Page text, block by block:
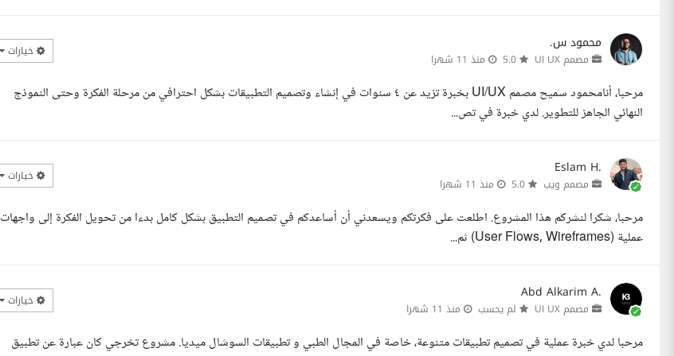
محمود س.
مصمم UI UX منذ 11 شهرا خيارات
مرحبا، أنامحمود سميح مصمم UI/UX بخبرة تزيد عن ٤ سنوات في إنشاء وتصميم التطبيقات بشكل احترافي من مرحلة الفكرة وحتى النموذج
النهائي الجاهز للتطوير. لدي خبرة في تص...
Eslam H.
مصمم ويب منذ 11 شهرا خيارات
مرحبا، شكرا لنشركم هذا المشروع. اطلعت على فكرتكم ويسعدني أن أساعدكم في تصميم التطبيق بشكل كامل بدءا من تحويل الفكرة إلى واجهات
عملية (User Flows, Wireframes) ثم...
Abd Alkarim A.
مصمم UI UX لم يحسب منذ 11 شهرا خيارات
مرحبا لدي خبرة عملية في تصميم تطبيقات متنوعة، خاصة في المجال الطبي و تطبيقات السوشال ميديا. مشروع تخرجي كان عبارة عن تطبيق